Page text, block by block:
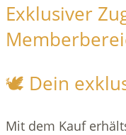
Exklusiver
🕊️ Dein
Mit dem Kauf